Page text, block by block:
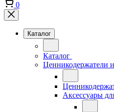
0
Каталог
Каталог
Ценникодержатели
Аксессуары